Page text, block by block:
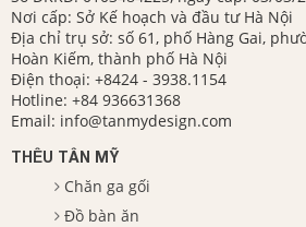
Nơi cấp: Sở Kế hoạch và đầu tư Hà Nội
Địa chỉ trụ sở: số 61, phố Hàng Gai,
Hoàn Kiếm, thành phố Hà Nội
Điện thoại: +8424 - 3938.1154
Hotline: +84 936631368
Email: info@tanmydesign.com
THÊU TÂN MỸ
Chăn ga gối
Đồ bàn ăn